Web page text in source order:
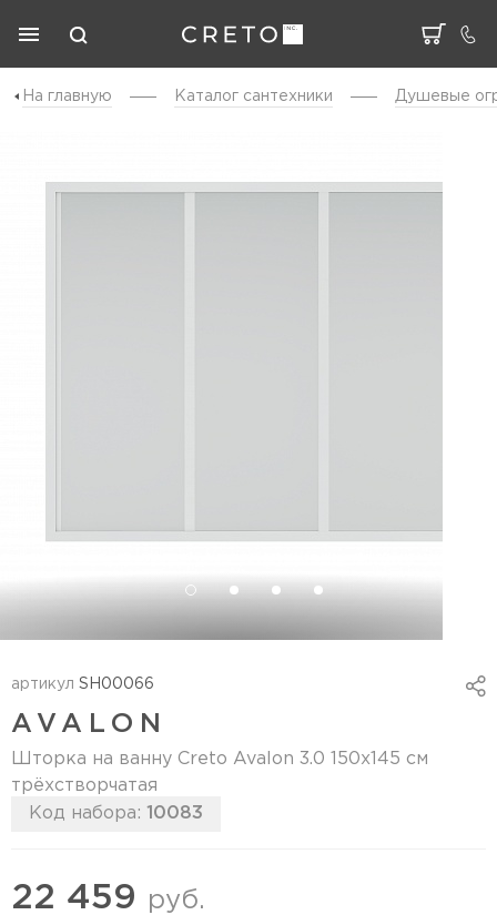
На главную Каталог cантехники Душевые
артикул SH00066
AVALON
Шторка на ванну Creto Avalon 3.0 150х145 см
трёхстворчатая
Код набора: 10083
22 459 руб.